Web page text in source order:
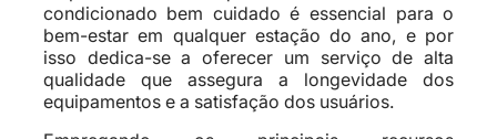
condicionado bem cuidado é essencial para o
bem-estar em qualquer estação do ano, e por
isso dedica-se a oferecer um serviço de alta
qualidade que assegura a longevidade dos
equipamentos e a satisfação dos usuários.